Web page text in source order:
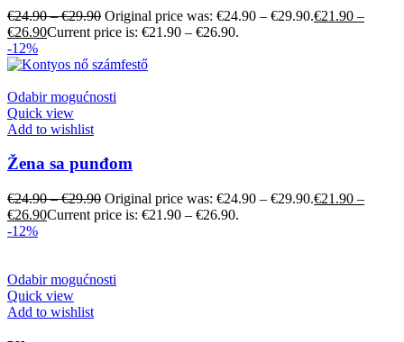
€24.90–€29.90 Original price was: €24.90 – €29.90.€21.90 –
€26.90Current price is: €21.90 – €26.90.
-12%
Odabir mogućnosti
Quick view
Add to wishlist
Žena sa punđom
€24.90–€29.90 Original price was: €24.90 – €29.90.€21.90 –
€26.90Current price is: €21.90 – €26.90.
-12%
Odabir mogućnosti
Quick view
Add to wishlist